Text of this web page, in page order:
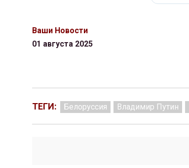
Ваши Новости
01 августа 2025
ТЕГИ: Белоруссия Владимир Путин